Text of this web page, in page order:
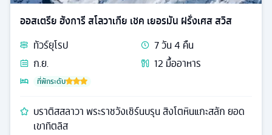
ออสเตรีย ฮังการี สโลวาเกีย เชค เยอรมัน ฝรั่งเศส สวิส
ทัวร์ยุโรป 7วัน4 คืน
ก.ย.
12 มื้ออาหาร
ที่พักระดับ
บราติสสลาวา พระราชวังเชิร์นบรุน สิงโตหินแกะสลัก ยอด
เขาทิตลิส